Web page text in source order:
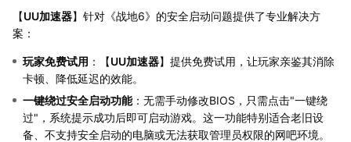
【UU加速器】针对《战地6》的安全启动问题提供了专业解决方
案：
玩家免费试用 ：【UU加速器】提供免费试用，让玩家亲鉴其消除
卡顿、降低延迟的效能。
一键绕过安全启动功能：无需手动修改BIOS，只需点击"一键绕
过"，系统提示成功后即可启动游戏。这一功能特别适合老旧设
备、不支持安全启动的电脑或无法获取管理员权限的网吧环境。